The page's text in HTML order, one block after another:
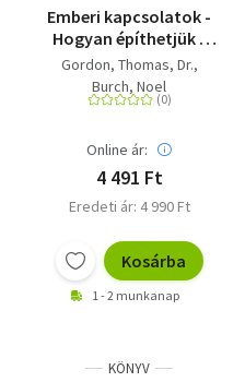
Emberi kapcsolatok -
Hogyan építhetjük -
Hogyan rontjuk el
Gordon, Thomas, Dr.
Burch, Noel
Online ár:
4 491 Ft
Eredeti ár: 4 990 Ft
Kosárba
1 - 2 munkanap
KÖNYV